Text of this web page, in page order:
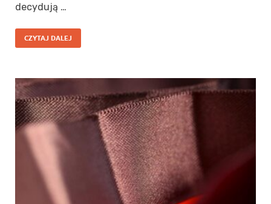
decydują …
CZYTAJ DALEJ